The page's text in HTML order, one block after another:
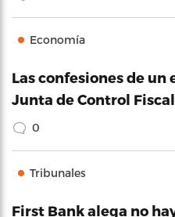
Economía
Las confesiones de un
Junta de Control Fiscal
0
Tribunales
First Bank alega no